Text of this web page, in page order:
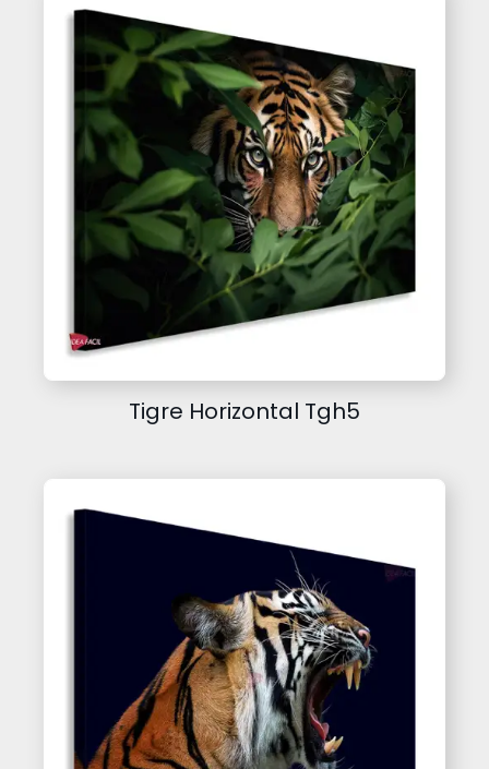
Tigre Horizontal Tgh5